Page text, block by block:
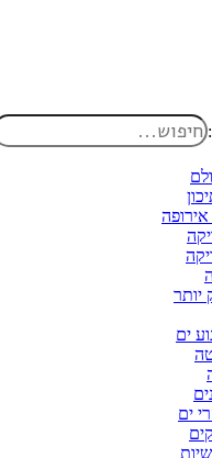
אירופה
יותר
ים
ים